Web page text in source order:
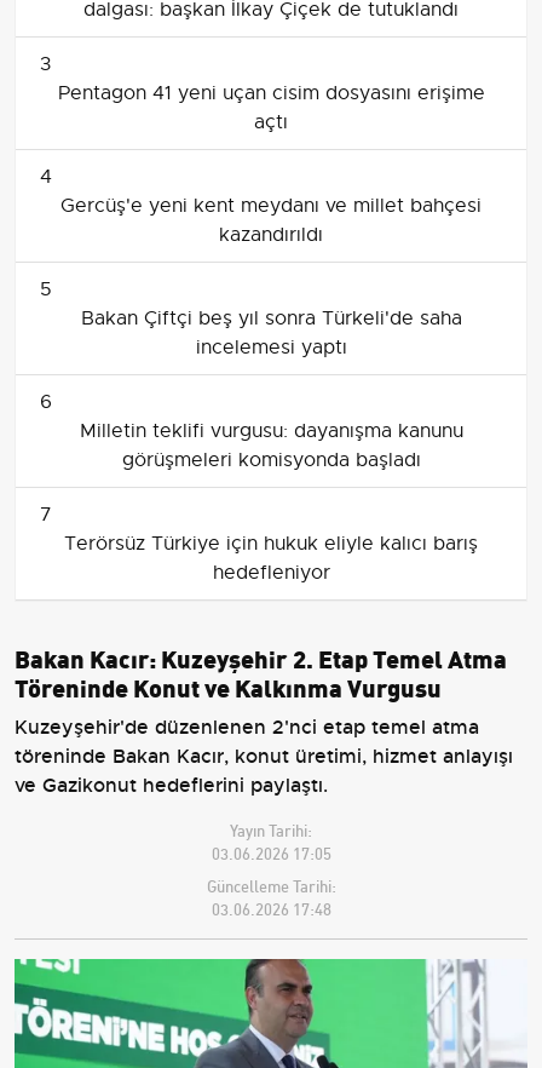
dalgası: başkan İlkay Çiçek de tutuklandı
3
Pentagon 41 yeni uçan cisim dosyasını erişime
açtı
4
Gercüş'e yeni kent meydanı ve millet bahçesi
kazandırıldı
5
Bakan Çiftçi beş yıl sonra Türkeli'de saha
incelemesi yaptı
6
Milletin teklifi vurgusu: dayanışma kanunu
görüşmeleri komisyonda başladı
7
Terörsüz Türkiye için hukuk eliyle kalıcı barış
hedefleniyor
Bakan Kacır: Kuzeyşehir 2. Etap Temel Atma
Töreninde Konut ve Kalkınma Vurgusu
Kuzeyşehir'de düzenlenen 2'nci etap temel atma
töreninde Bakan Kacır, konut üretimi, hizmet anlayışı
ve Gazikonut hedeflerini paylaştı.
Yayın Tarihi:
03.06.2026 17:05
Güncelleme Tarihi:
03.06.2026 17:48